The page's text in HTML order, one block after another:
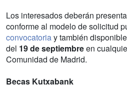
Los interesados deberán
conforme al modelo de solicitud
convocatoriay también
del 19 de septiembreen
Comunidad de Madrid.
Becas Kutxabank